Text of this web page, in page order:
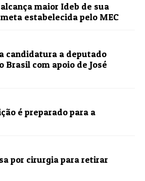
maior Ideb de sua
estabelecida pelo MEC
candidatura a deputado
Brasil com apoio de José
é preparado para a
por cirurgia para retirar